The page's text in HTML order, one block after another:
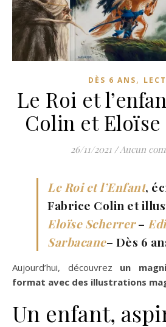
DÈS 6 ANS,
Le Roi et
Colin et
26/11/2021 / Aucun
Le Roi et l’Enfant,
Fabrice Colin et
Eloïse Scherrer–
Sarbacane– Dès 6
Aujourd’hui, découvrez un
format avec des illustrations
Un enfant,